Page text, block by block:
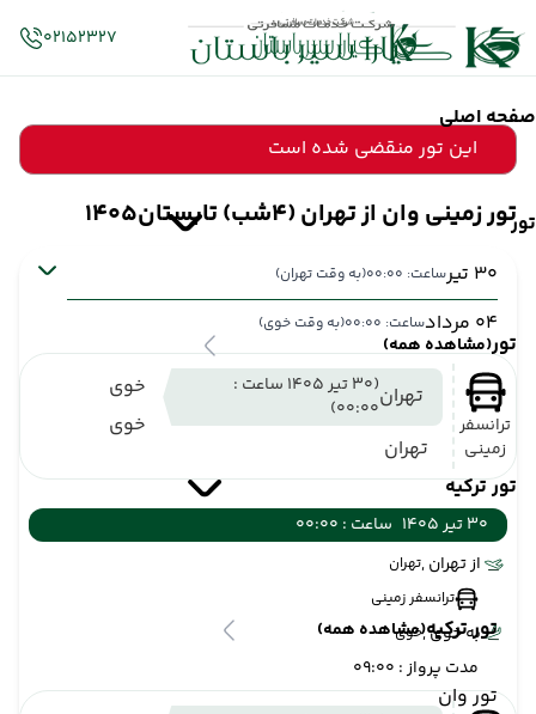
صفحه اصلی
تور
تور(مشاهده همه)
تور ترکیه
تور ترکیه(مشاهده همه)
تور وان
02152327
این تور منقضی شده است
تور زمینی وان از تهران (4شب) تابستان1405
30 تیر ساعت: 00:00 (به وقت تهران)
04 مرداد ساعت: 00:00 (به وقت خوی)
ترانسفر
زمینی
تهران
(30 تیر 1405 ساعت :
00:00)
تهران
خوی
خوی
30 تیر 1405
ساعت : 00:00
از تهران ,تهران
ترانسفر زمینی
به خوی ,خوی
مدت پرواز : 09:00